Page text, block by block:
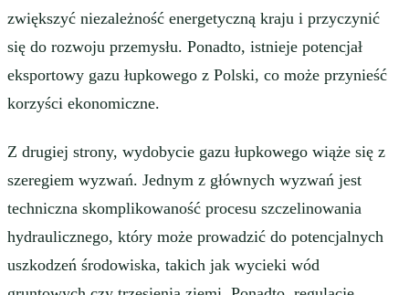
zwiększyć niezależność energetyczną kraju i przyczynić
się do rozwoju przemysłu. Ponadto, istnieje potencjał
eksportowy gazu łupkowego z Polski, co może przynieść
korzyści ekonomiczne.
Z drugiej strony, wydobycie gazu łupkowego wiąże się z
szeregiem wyzwań. Jednym z głównych wyzwań jest
techniczna skomplikowaność procesu szczelinowania
hydraulicznego, który może prowadzić do potencjalnych
uszkodzeń środowiska, takich jak wycieki wód